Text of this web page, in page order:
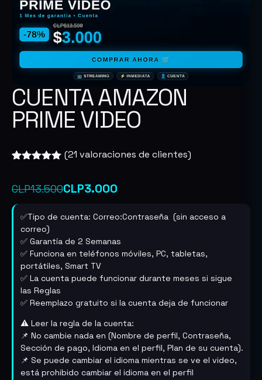
CUENTA AMAZON
PRIME VIDEO
5 en base
valoraciones
de clientes
(21 valoraciones de clientes)
CLP13.500
El
precio
original
era:
CLP13.500.
CLP3.000
El
precio
actual
es:
CLP3.000.
✅Tipo de cuenta: Correo:Contraseña (sin acceso a
correo)
✅ Garantía de 2 Semanas
✅ Funciona en teléfonos móviles, PC, tabletas,
portátiles, Smart TV
✅ La cuenta puede funcionar durante meses si sigue
las Reglas
✅ Reemplazo gratuito si la cuenta deja de funcionar
⚠️ Leer la regla de la cuenta:
📌 No cambie nada en (Nombre de perfil, Contraseña,
Sección de pago, Idioma en el perfil, Plan de su cuenta).
📌 Se puede cambiar el idioma mientras se ve el video,
está prohibido cambiar el idioma en el perfil